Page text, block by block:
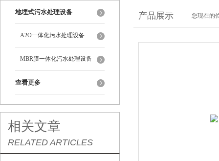
地埋式污水处理设备
A2O一体化污水处理设备
MBR膜一体化污水处理设备
查看更多
相关文章
RELATED ARTICLES
产品展示 您现在的